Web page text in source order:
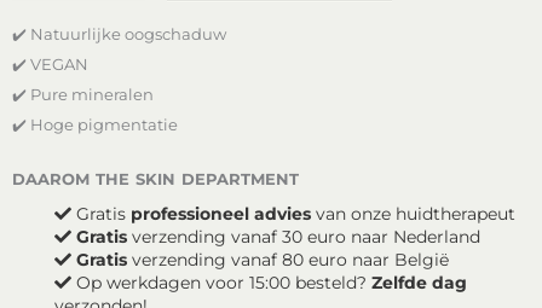
Shadow
aantal
✔️ Natuurlijke oogschaduw
✔️ VEGAN
✔️ Pure mineralen
✔️ Hoge pigmentatie
daarom the skin department
Gratis professioneel advies van onze huidtherapeut
Gratis verzending vanaf 30 euro naar Nederland
Gratis verzending vanaf 80 euro naar België
Op werkdagen voor 15:00 besteld? Zelfde dag